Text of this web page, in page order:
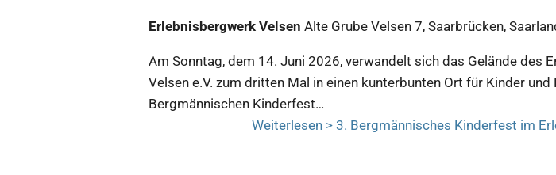
Erlebnisbergwerk VelsenAlte Grube Velsen 7, Saarbrücken,
Am Sonntag, dem 14. Juni 2026, verwandelt sich das Gelände des
Velsen e.V. zum dritten Mal in einen kunterbunten Ort für Kinder und
Bergmännischen Kinderfest…
Weiterlesen >3. Bergmännisches Kinderfest im